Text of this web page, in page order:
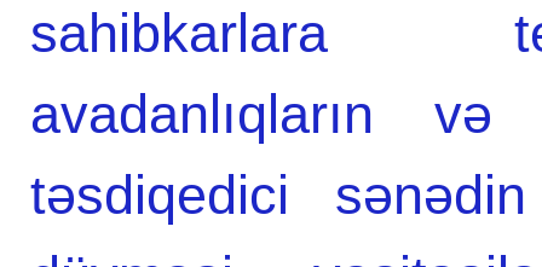
sahibkarlara
avadanlıqların
təsdiqedici